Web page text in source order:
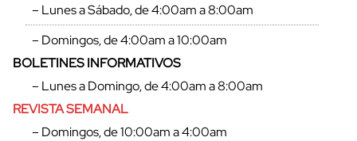
– Lunes a Sábado, de 4:00am a 8:00am
– Domingos, de 4:00am a 10:00am
BOLETINES INFORMATIVOS
– Lunes a Domingo, de 4:00am a 8:00am
REVISTA SEMANAL
– Domingos, de 10:00am a 4:00am